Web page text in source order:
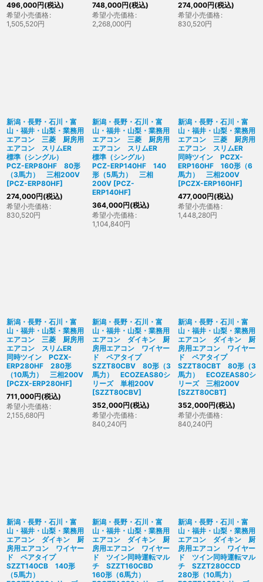
496,000円(税込)
希望小売価格 :
1,505,520円
748,000円(税込)
希望小売価格 :
2,268,000円
274,000円(税込)
希望小売価格 :
830,520円
新潟・長野・石川・富
山・福井・山梨・業務用
エアコン 三菱 厨房用
エアコン スリムER
標準（シングル）
PCZ-ERP80HF 80形
（3馬力） 三相200V
[PCZ-ERP80HF]
274,000円(税込)
希望小売価格 :
830,520円
新潟・長野・石川・富
山・福井・山梨・業務用
エアコン 三菱 厨房用
エアコン スリムER
標準（シングル）
PCZ-ERP140HF 140
形（5馬力） 三相
200V [PCZ-
ERP140HF]
364,000円(税込)
希望小売価格 :
1,104,840円
新潟・長野・石川・富
山・福井・山梨・業務用
エアコン 三菱 厨房用
エアコン スリムER
同時ツイン PCZX-
ERP160HF 160形（6
馬力） 三相200V
[PCZX-ERP160HF]
477,000円(税込)
希望小売価格 :
1,448,280円
新潟・長野・石川・富
山・福井・山梨・業務用
エアコン 三菱 厨房用
エアコン スリムER
同時ツイン PCZX-
ERP280HF 280形
（10馬力） 三相200V
[PCZX-ERP280HF]
711,000円(税込)
希望小売価格 :
2,155,680円
新潟・長野・石川・富
山・福井・山梨・業務用
エアコン ダイキン 厨
房用エアコン ワイヤー
ド ペアタイプ
SZZT80CBV 80形（3
馬力） ECOZEAS80シ
リーズ 単相200V
[SZZT80CBV]
352,000円(税込)
希望小売価格 :
840,240円
新潟・長野・石川・富
山・福井・山梨・業務用
エアコン ダイキン 厨
房用エアコン ワイヤー
ド ペアタイプ
SZZT80CBT 80形（3
馬力） ECOZEAS80シ
リーズ 三相200V
[SZZT80CBT]
352,000円(税込)
希望小売価格 :
840,240円
新潟・長野・石川・富
山・福井・山梨・業務用
エアコン ダイキン 厨
房用エアコン ワイヤー
ド ペアタイプ
SZZT140CB 140形
（5馬力）
新潟・長野・石川・富
山・福井・山梨・業務用
エアコン ダイキン 厨
房用エアコン ワイヤー
ド ツイン同時運転マル
チ SZZT160CBD
160形（6馬力）
新潟・長野・石川・富
山・福井・山梨・業務用
エアコン ダイキン 厨
房用エアコン ワイヤー
ド ツイン同時運転マル
チ SZZT280CCD
280形（10馬力）